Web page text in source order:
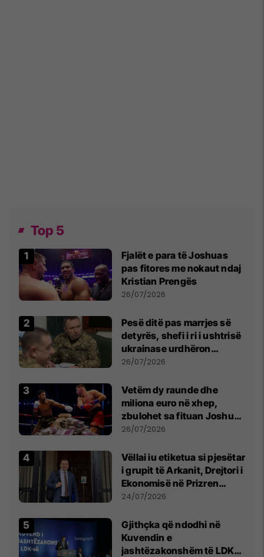
Top 5
Fjalët e para të Joshuas
pas fitores me nokaut ndaj
Kristian Prengës
26/07/2026
Pesë ditë pas marrjes së
detyrës, shefi i ri i ushtrisë
ukrainase urdhëron
kontroll të madh
26/07/2026
Vetëm dy raunde dhe
miliona euro në xhep,
zbulohet sa fituan Joshua
e Prenga
26/07/2026
Vëllai iu etiketua si pjesëtar
i grupit të Arkanit, Drejtori i
Ekonomisë në Prizren
mohon pretendimet
24/07/2026
Gjithçka që ndodhi në
Kuvendin e
jashtëzakonshëm të LDK-